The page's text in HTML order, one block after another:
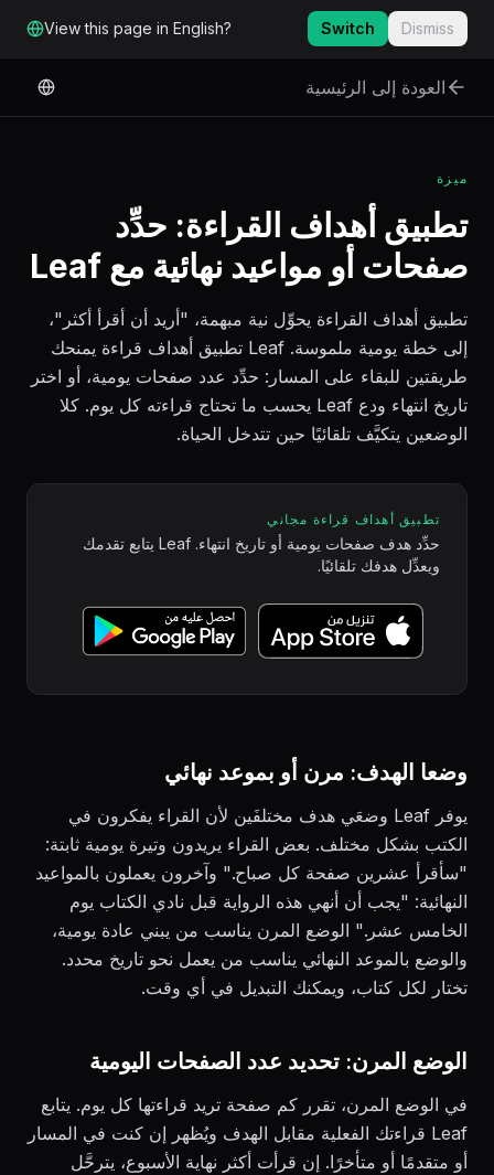
الانتقال إلى المحتوى الرئيسي
View this page in English? Switch Dismiss
العودة إلى الرئيسية
ميزة
تطبيق أهداف القراءة: حدِّد
صفحات أو مواعيد نهائية مع Leaf
تطبيق أهداف القراءة يحوِّل نية مبهمة، "أريد أن أقرأ أكثر"،
إلى خطة يومية ملموسة. Leaf تطبيق أهداف قراءة يمنحك
طريقتين للبقاء على المسار: حدِّد عدد صفحات يومية، أو اختر
تاريخ انتهاء ودع Leaf يحسب ما تحتاج قراءته كل يوم. كلا
الوضعين يتكيَّف تلقائيًا حين تتدخل الحياة.
تطبيق أهداف قراءة مجاني
حدِّد هدف صفحات يومية أو تاريخ انتهاء. Leaf يتابع تقدمك
ويعدِّل هدفك تلقائيًا.
وضعا الهدف: مرن أو بموعد نهائي
يوفر Leaf وضعَي هدف مختلفَين لأن القراء يفكرون في
الكتب بشكل مختلف. بعض القراء يريدون وتيرة يومية ثابتة:
"سأقرأ عشرين صفحة كل صباح." وآخرون يعملون بالمواعيد
النهائية: "يجب أن أنهي هذه الرواية قبل نادي الكتاب يوم
الخامس عشر." الوضع المرن يناسب من يبني عادة يومية،
والوضع بالموعد النهائي يناسب من يعمل نحو تاريخ محدد.
تختار لكل كتاب، ويمكنك التبديل في أي وقت.
الوضع المرن: تحديد عدد الصفحات اليومية
في الوضع المرن، تقرر كم صفحة تريد قراءتها كل يوم. يتابع
Leaf قراءتك الفعلية مقابل الهدف ويُظهر إن كنت في المسار
أو متقدمًا أو متأخرًا. إن قرأت أكثر نهاية الأسبوع، يترحَّل